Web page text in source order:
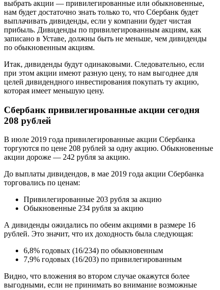
выбрать акции — привилегированные или обыкновенные,
нам будет достаточно знать только то, что Сбербанк будет
выплачивать дивиденды, если у компании будет чистая
прибыль. Дивиденды по привилегированным акциям, как
записано в Уставе, должны быть не меньше, чем дивиденды
по обыкновенным акциям.
Итак, дивиденды будут одинаковыми. Следовательно, если
при этом акции имеют разную цену, то нам выгоднее для
целей дивидендного инвестирования покупать ту акцию,
которая имеет меньшую цену.
Сбербанк привилегированные акции сегодня
208 рублей
В июле 2019 года привилегированные акции Сбербанка
торгуются по цене 208 рублей за одну акцию. Обыкновенные
акции дороже — 242 рубля за акцию.
До выплаты дивидендов, в мае 2019 года акции Сбербанка
торговались по ценам:
Привилегированные 203 рубля за акцию
Обыкновенные 234 рубля за акцию
А дивиденды ожидались по обеим акциями в размере 16
рублей. Это значит, что их доходность была следующая:
6,8% годовых (16/234) по обыкновенным
7,9% годовых (16/203) по привилегированным
Видно, что вложения во втором случае окажутся более
выгодными, если не принимать во внимание возможные